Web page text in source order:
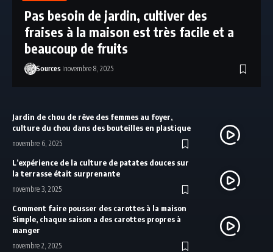
Pas besoin de jardin, cultiver des
fraises à la maison est très facile et a
beaucoup de fruits
Sources novembre 8, 2025
Jardin de chou de rêve des femmes au foyer,
culture du chou dans des bouteilles en plastique
novembre 6, 2025
L’expérience de la culture de patates douces sur
la terrasse était surprenante
novembre 3, 2025
Comment faire pousser des carottes à la maison
Simple, chaque saison a des carottes propres à
manger
novembre 2, 2025